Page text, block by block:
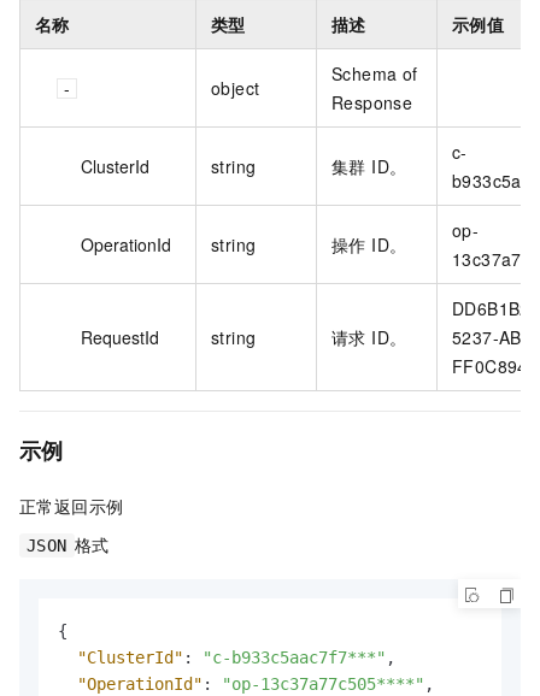
名称 类型 描述 示例值
object
Schema of
Response
ClusterId string 集群 ID。
c-
OperationId string 操作 ID。
op-
RequestId string 请求 ID。
5237-
示例
正常返回示例
JSON 格式
{
"ClusterId" : "c-b933c5aac7f7***" ,
"OperationId" : "op-13c37a77c505****" ,